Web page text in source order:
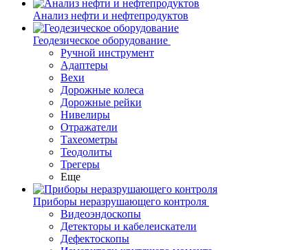
Анализ нефти и нефтепродуктов
Геодезическое оборудование
Ручной инструмент
Адаптеры
Вехи
Дорожные колеса
Дорожные рейки
Нивелиры
Отражатели
Тахеометры
Теодолиты
Трегеры
Еще
Приборы неразрушающего контроля
Видеоэндоскопы
Детекторы и кабелеискатели
Дефектоскопы